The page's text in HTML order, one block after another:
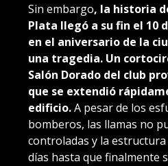
Sin embargo, la historia
Plata llegó a su fin el 10
en el aniversario de la
una tragedia. Un
Salón Dorado del club
que se extendió
edificio.A pesar de los
bomberos, las llamas no
controladas y la
días hasta que finalmente